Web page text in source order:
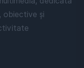
obiective și